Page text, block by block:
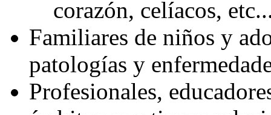
corazón, celíacos,
Familiares de niños y
patologías y
Profesionales,